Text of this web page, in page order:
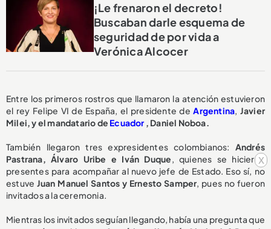
x
¡Le frenaron el decreto!
Buscaban darle esquema de
seguridad de por vida a
Verónica Alcocer
Entre los primeros rostros que llamaron la atención estuvieron
el rey Felipe VI de España, el presidente deArgentina, Javier
Milei, y el mandatario de Ecuador , Daniel Noboa.
También llegaron tres expresidentes colombianos: Andrés
Pastrana, Álvaro Uribe e Iván Duque, quienes se hicieron
presentes para acompañar al nuevo jefe de Estado. Eso sí, no
estuve Juan Manuel Santos y Ernesto Samper, pues no fueron
invitados a la ceremonia.
Mientras los invitados seguían llegando, había una pregunta que